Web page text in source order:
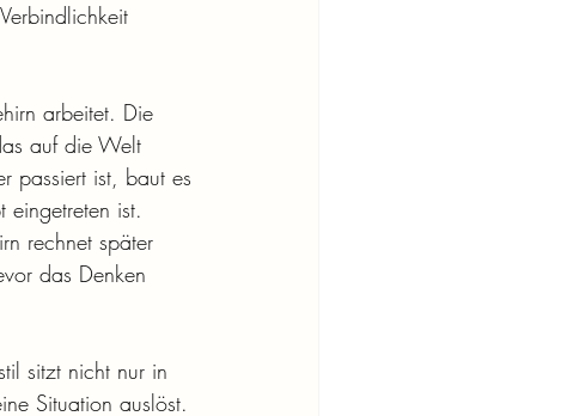
arbeitet. Die
auf die Welt
passiert ist, baut es
ist.
rechnet später
das Denken
sitzt nicht nur in
Situation auslöst.